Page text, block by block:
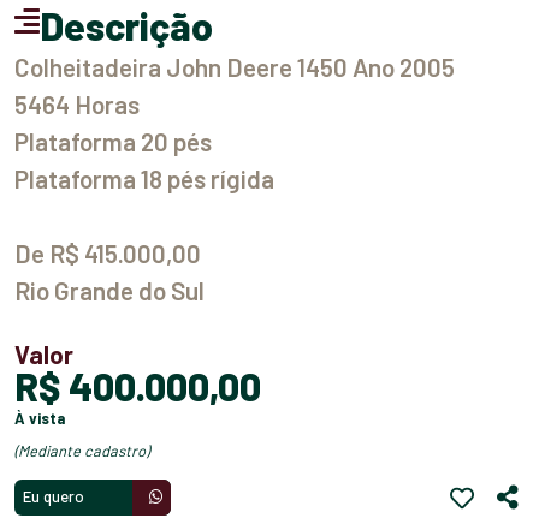
Descrição
Colheitadeira John Deere 1450 Ano 2005
5464 Horas
Plataforma 20 pés
Plataforma 18 pés rígida
De R$ 415.000,00
Rio Grande do Sul
Valor
R$ 400.000,00
à vista
(mediante cadastro)
Eu quero